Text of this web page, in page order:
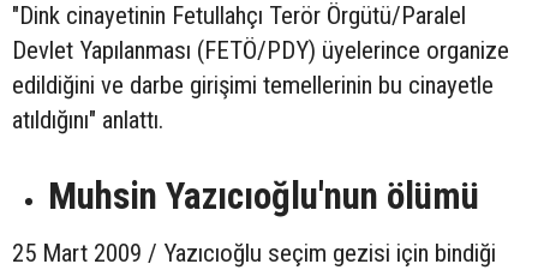
"Dink cinayetinin Fetullahçı Terör Örgütü/Paralel
Devlet Yapılanması (FETÖ/PDY) üyelerince organize
edildiğini ve darbe girişimi temellerinin bu cinayetle
atıldığını" anlattı.
Muhsin Yazıcıoğlu'nun ölümü
25 Mart 2009 / Yazıcıoğlu seçim gezisi için bindiği